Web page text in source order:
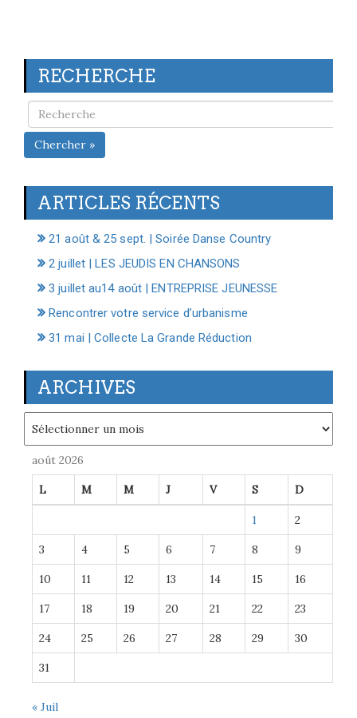
RECHERCHE
Chercher »
ARTICLES RÉCENTS
21 août & 25 sept. | Soirée Danse Country
2 juillet | LES JEUDIS EN CHANSONS
3 juillet au14 août | ENTREPRISE JEUNESSE
Rencontrer votre service d’urbanisme
31 mai | Collecte La Grande Réduction
ARCHIVES
août 2026
L M M J V S D
1 2
3 4 5 6 7 8 9
10 11 12 13 14 15 16
17 18 19 20 21 22 23
24 25 26 27 28 29 30
31
« Juil